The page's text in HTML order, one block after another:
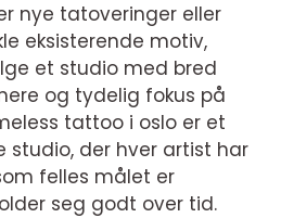
nye tatoveringer eller
eksisterende motiv,
et studio med bred
og tydelig fokus på
tattoo i oslo er et
studio, der hver artist har
felles målet er
seg godt over tid.